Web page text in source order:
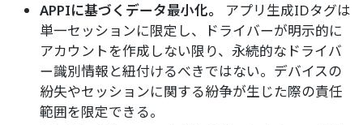
APPIに基づくデータ最小化。
アプリ生成IDタグは
単一セッションに限定し、ドライバーが明示的に
アカウントを作成しない限り、永続的なドライバ
ー識別情報と紐付けるべきではない。デバイスの
紛失やセッションに関する紛争が生じた際の責任
範囲を限定できる。